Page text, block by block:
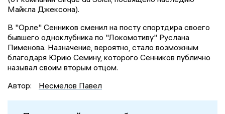
Майкла Джексона).
В "Орле" Сенников сменил на посту спортдира своего
бывшего одноклубника по "Локомотиву" Руслана
Пименова. Назначение, вероятно, стало возможным
благодаря Юрию Семину, которого Сенников публично
называл своим вторым отцом.
Автор:
Несмелов Павел